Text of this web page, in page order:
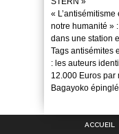
«
notre humanité »
dans une station
Tags antisémites
: les auteurs
12.000 Euros par
Bagayoko
ACCUEIL